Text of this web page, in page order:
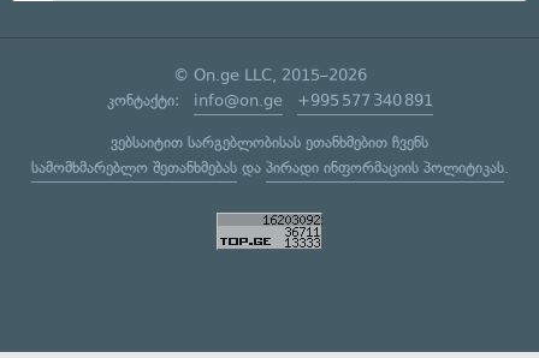
© On.ge LLC, 2015–2026
კონტაქტი: info@on.ge +995 577 340 891
ვებსაიტით სარგებლობისას ეთანხმებით ჩვენს
სამომხმარებლო შეთანხმებასდა პირადი ინფორმაციის პოლიტიკას.